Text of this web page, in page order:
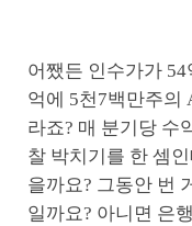
어쨌든 인수가가
억에 5천7백만주의
라죠? 매 분기당 수
찰 박치기를 한 셈
을까요? 그동안 번
일까요? 아니면 은